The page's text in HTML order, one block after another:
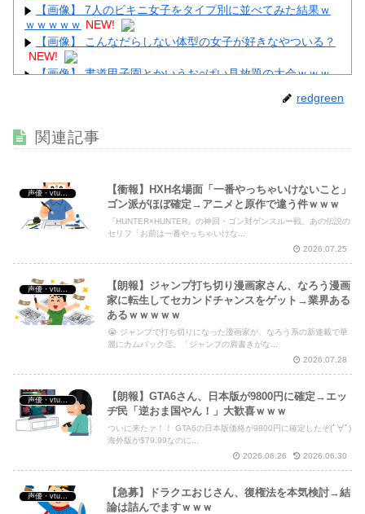
【画像】 7人のビキニ女子をタイプ別に並べてみた結果ｗ
ｗｗｗｗｗ NEW!
【画像】 こんなだらしない体型の女子が好きなやついる？
NEW!
【画像】 書道甲子園とかいうお○ぱい見放題の大会ｗｗｗ
【画像】 女優・夏菜、ロンハーで無防備パ○チラ
NEW!
帰ｗｗｗｗｗ NEW!
Powered by livedoor 相互RSS
redgreen
関連記事
声優・vtuber・アニメ漫画ゲーム
【衝報】HXH名場面「一番やっちゃいけないこと」
ゴン派がほぼ確定→アニメと原作で違う件ｗｗｗ
『HUNTER×HUNTER』の神回・ゴン対ゲンスルー戦、あの伝説の
セリフ「お前は一番やっちゃいけな...
2026.07.25
声優・vtuber・アニメ漫画ゲーム
【朗報】ジャンプ打ち切り漫画家さん、なろう漫画
家に転生してセカンドチャンスをゲット→業界ある
あるｗｗｗｗｗ
😭 ジャンプで打ち切りになった漫画家が、なろう系の新連載で華
麗にカムバック👏。「ジャンプの肩書きがな...
2026.07.28
声優・vtuber・アニメ漫画ゲーム
【朗報】GTA6さん、日本版が9800円に確定→エッ
ヂ民「逆おま国やん！」大歓喜ｗｗｗ
ついに来たァ！！ GTA6の日本版価格が9800円に確定したぞ(ﾟ∀ﾟ)
海外版が$79.99なのに...
2026.06.26
2026.06.30
声優・vtuber・アニメ漫画ゲーム
【急募】ドラクエおじさん、復権法を本気検討→結
論は詰んでますｗｗｗ